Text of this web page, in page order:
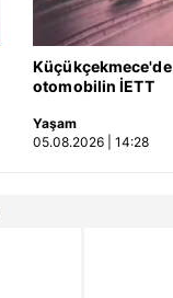
Küçükçekmece'de
otomobilin İETT
kaza kamerada |
Video
Yaşam
05.08.2026 | 14:28